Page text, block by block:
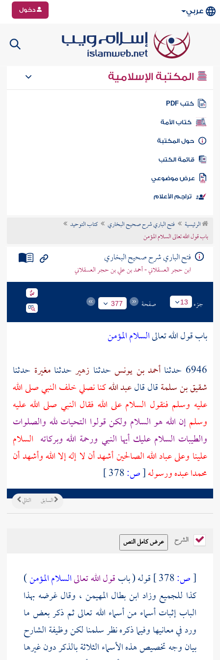
عربي دخول
المكتبة الإسلامية
كتب PDF
كتاب الأمة
المكتبة
الكتب
موضوعي
تراجم الأعلام
الرئيسية فتح الباري شرح صحيح البخاري
كتاب التوحيد
باب قول الله تعالى السلام المؤمن
فتح الباري شرح صحيح البخاري
ابن حجر العسقلاني - أحمد بن علي بن حجر العسقلاني
جزء 13 صفحة 377
باب قول الله تعالىالسلام المؤمن
6946 حدثنا
أحمد بن يونس حدثنا زهير حدثنامغيرة حدثنا
شقيق بن سلمةقال قالعبد اللهكنا نصلي خلف النبي صلى الله
عليه وسلم فنقول السلام على الله فقال النبي صلى الله عليه
وسلمإن الله هو السلام ولكن قولوا التحيات لله والصلوات
والطيبات السلام عليك أيها النبي ورحمة الله وبركاته السلام
علينا وعلى عباد الله الصالحين أشهد أن لا إله إلا الله وأشهد أن
محمدا عبده ورسوله[ص:
التالي السابق
الشرح
[ص: قوله ( بابقول الله تعالىالسلام المؤمن)
كذا للجميع وزاد ابن بطال المهيمن ، وقال غرضه بهذا
الباب إثبات أسماء من أسماء الله تعالى ثم ذكر بعض ما
ورد في معانيها وفيما ذكره نظر سلمنا لكن وظيفة الشارح
بيان وجه تخصيص هذه الأسماء الثلاثة بالذكر دون غيرها